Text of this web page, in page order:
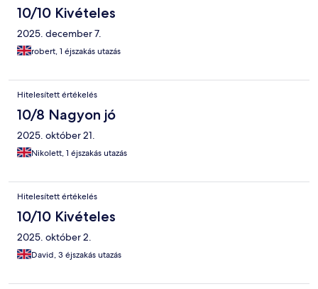
10/10 Kivételes
2025. december 7.
robert, 1 éjszakás utazás
Hitelesített értékelés
10/8 Nagyon jó
2025. október 21.
Nikolett, 1 éjszakás utazás
Hitelesített értékelés
10/10 Kivételes
2025. október 2.
David, 3 éjszakás utazás